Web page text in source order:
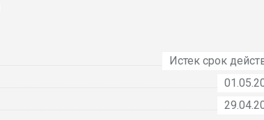
Истек срок